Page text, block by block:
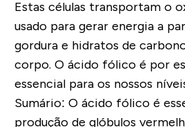
Estas células transportam o
usado para gerar energia a
gordura e hidratos de
corpo. O ácido fólico é por
essencial para os nossos
Sumário: O ácido fólico é
produção de glóbulos